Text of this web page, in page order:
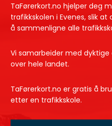
TaFørerkort.no hjelper deg
trafikkskolen i Evenes, slik
å sammenligne alle
Vi samarbeider med
over hele landet.
TaFørerkort.no er gratis å
etter en trafikkskole.